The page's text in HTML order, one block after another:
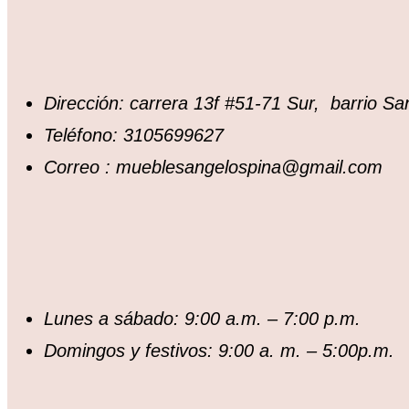
Dirección: carrera 13f #51-71 Sur, barrio
Teléfono: 3105699627
Correo : mueblesangelospina@gmail.com
Lunes a sábado: 9:00 a.m. – 7:00 p.m.
Domingos y festivos: 9:00 a. m. – 5:00p.m.